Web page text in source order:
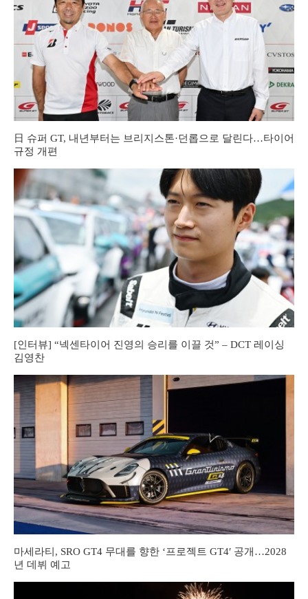
日 슈퍼 GT, 내년부터는 브리지스톤·던롭으로 달린다…타이어
규정 개편
[인터뷰] “넥센타이어 진영의 승리를 이끌 것” – DCT 레이싱
김영찬
마세라티, SRO GT4 무대를 향한 ‘프로젝트 GT4′ 공개…2028
년 데뷔 예고